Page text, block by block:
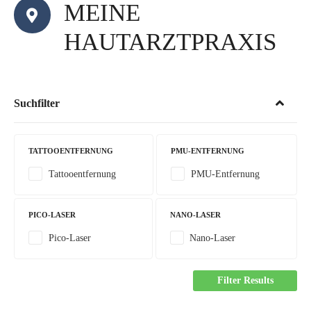
MEINE
HAUTARZTPRAXIS
Suchfilter
TATTOOENTFERNUNG
Tattooentfernung
PMU-ENTFERNUNG
PMU-Entfernung
PICO-LASER
Pico-Laser
NANO-LASER
Nano-Laser
Filter Results